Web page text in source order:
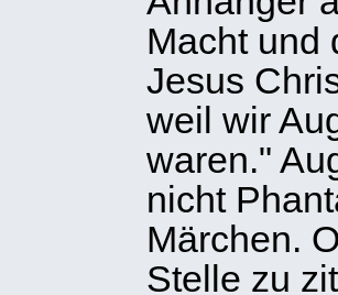
Macht und
Jesus
weil wir
waren."
nicht
Märchen.
Stelle zu